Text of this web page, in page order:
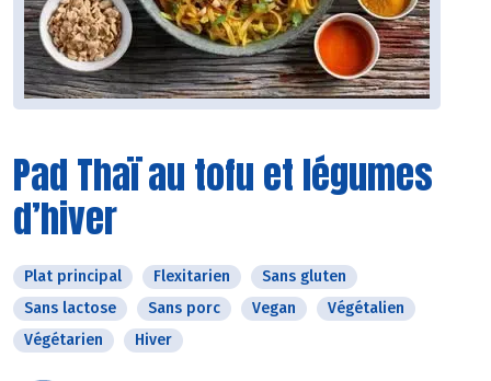
Pad Thaï au tofu et légumes
d’hiver
Plat principal Flexitarien
Sans gluten
Sans lactose
Sans porc Vegan
Végétalien
Végétarien
Hiver